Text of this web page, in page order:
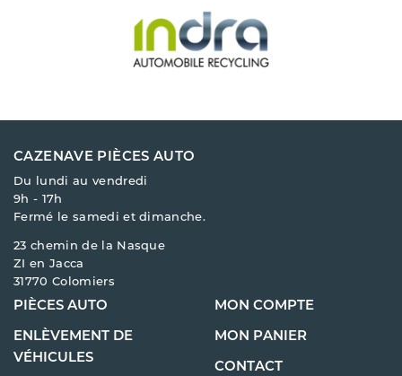
CAZENAVE PIÈCES AUTO
Du lundi au vendredi
9h - 17h
Fermé le samedi et dimanche.
23 chemin de la Nasque
ZI en Jacca
31770 Colomiers
PIÈCES AUTO
ENLÈVEMENT DE
VÉHICULES
MON COMPTE
MON PANIER
CONTACT